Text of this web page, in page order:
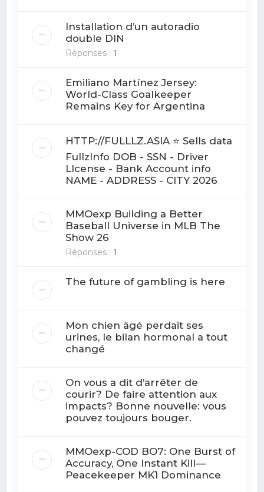
Installation d’un autoradio
double DIN
Réponses : 1
Emiliano Martínez Jersey:
World-Class Goalkeeper
Remains Key for Argentina
HTTP://FULLLZ.ASIA ⭐️ Sells data
FullzInfo DOB - SSN - Driver
LIcense - Bank Account info
NAME - ADDRESS - CITY 2026
MMOexp Building a Better
Baseball Universe in MLB The
Show 26
Réponses : 1
The future of gambling is here
Mon chien âgé perdait ses
urines, le bilan hormonal a tout
changé
On vous a dit d’arrêter de
courir? De faire attention aux
impacts? Bonne nouvelle: vous
pouvez toujours bouger.
MMOexp-COD BO7: One Burst of
Accuracy, One Instant Kill—
Peacekeeper MK1 Dominance